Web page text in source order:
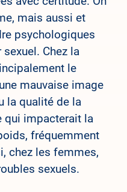
mais aussi et
psychologiques
Chez la
le
mauvaise image
la qualité de la
qui impacterait la
fréquemment
chez les femmes,
sexuels.